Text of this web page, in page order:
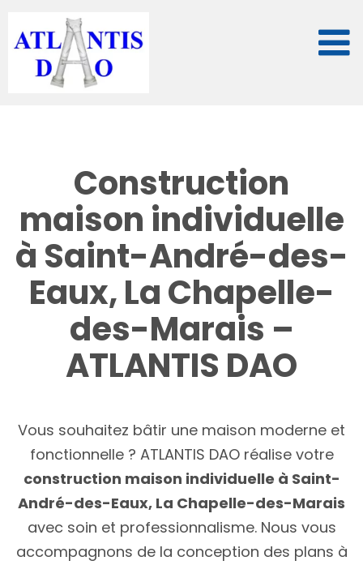
contenu
Construction
maison individuelle
à Saint-André-des-
Eaux, La Chapelle-
des-Marais –
ATLANTIS DAO
Vous souhaitez bâtir une maison moderne et
fonctionnelle ? ATLANTIS DAO réalise votre
construction maison individuelle à Saint-
André-des-Eaux, La Chapelle-des-Marais
avec soin et professionnalisme. Nous vous
accompagnons de la conception des plans à